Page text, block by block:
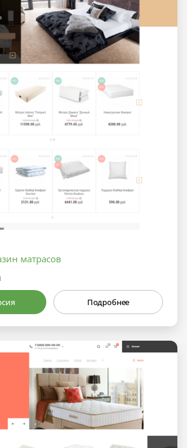
матрасов
Подробнее